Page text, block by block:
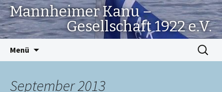
Mannheimer Kanu –
Gesellschaft 1922 e.V.
Menü
Suchen
nach:
September 2013